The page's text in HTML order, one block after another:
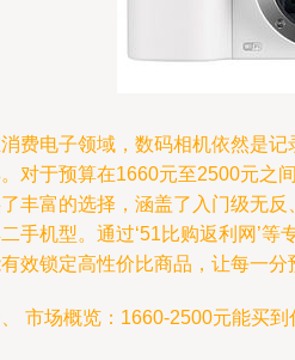
费电子领域，数码相机依然是
对于预算在1660元至2500元之
丰富的选择，涵盖了入门级无
手机型。通过‘51比购返利网’
效锁定高性价比商品，让每一分
市场概览：1660-2500元能买到